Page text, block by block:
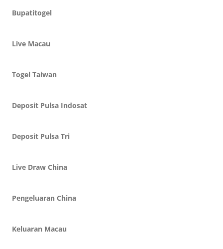
Bupatitogel
Live Macau
Togel Taiwan
Deposit Pulsa Indosat
Deposit Pulsa Tri
Live Draw China
Pengeluaran China
Keluaran Macau